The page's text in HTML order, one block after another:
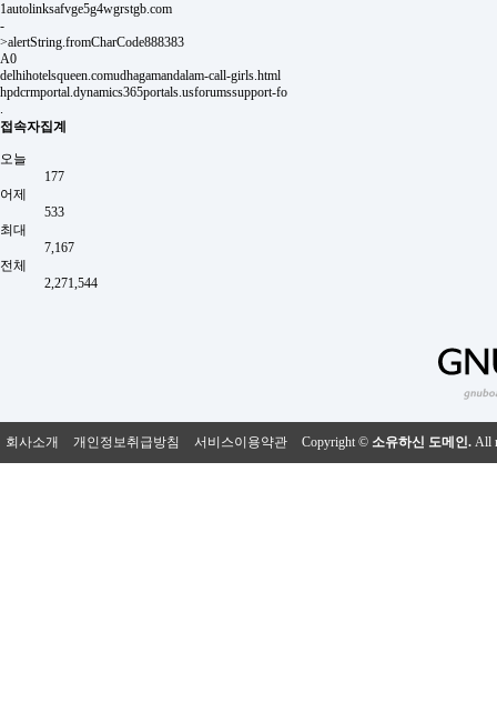
1autolinksafvge5g4wgrstgb.com
-
>alertString.fromCharCode888383
A0
delhihotelsqueen.comudhagamandalam-call-girls.html
hpdcrmportal.dynamics365portals.usforumssupport-fo
.
접속자집계
오늘
177
어제
533
최대
7,167
전체
2,271,544
회사소개 개인정보취급방침 서비스이용약관 Copyright © 소유하신 도메인. All